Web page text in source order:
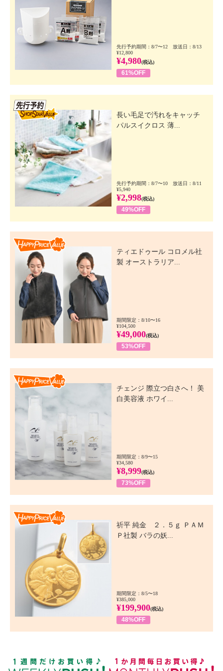
先行予約期間：8/7〜12 放送日：8/13
¥12,800
¥4,980(税込)
61%OFF
長い毛足で汚れをキャッチ
パルスイクロス 薄...
先行予約期間：8/7〜10 放送日：8/11
¥5,940
¥2,998(税込)
49%OFF
ティエドゥール コロメル社
製 オーストラリア...
期間限定：8/10〜16
¥104,500
¥49,000(税込)
53%OFF
チェンジ 際立つ白さへ！ 美
白美容液 ホワイ...
期間限定：8/9〜15
¥34,580
¥8,999(税込)
73%OFF
祈平 純金 ２．５ｇ ＰＡＭ
Ｐ社製 バラの妖...
期間限定：8/5〜18
¥385,000
¥199,900(税込)
48%OFF